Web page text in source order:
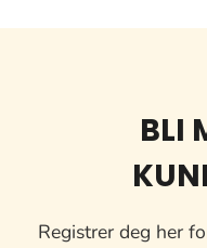
BLI
Registrer deg her